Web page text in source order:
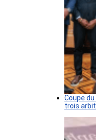
Coupe
trois